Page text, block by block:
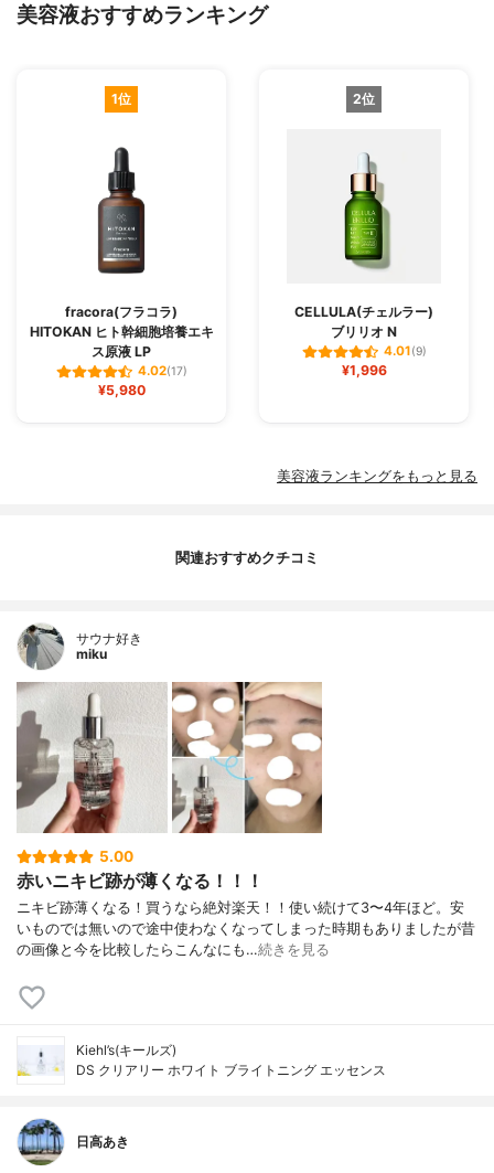
美容液おすすめランキング
1位
fracora(フラコラ)
HITOKAN ヒト幹細胞培養エキ
ス原液 LP
4.02(17)
¥5,980
2位
CELLULA(チェルラー)
ブリリオ N
4.01(9)
¥1,996
美容液ランキングをもっと見る
関連おすすめクチコミ
サウナ好き
miku
5.00
赤いニキビ跡が薄くなる！！！
ニキビ跡薄くなる！買うなら絶対楽天！！使い続けて3〜4年ほど。安
いものでは無いので途中使わなくなってしまった時期もありましたが昔
の画像と今を比較したらこんなにも…続きを見る
Kiehl’s(キールズ)
DS クリアリー ホワイト ブライトニング エッセンス
日高あき